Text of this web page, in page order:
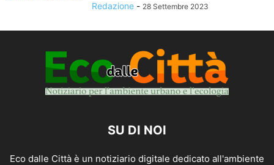
Redazione - 28 Settembre 2023
SU DI NOI
Eco dalle Città è un notiziario digitale dedicato all'ambiente